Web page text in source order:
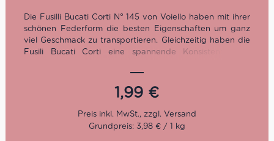
Die Fusilli Bucati Corti N° 145 von Voiello haben mit ihrer
schönen Federform die besten Eigenschaften um ganz
viel Geschmack zu transportieren. Gleichzeitig haben die
Fusili Bucati Corti eine spannende Konsistenz. Man
Kochzeit: 10 Minuten1,99 €
Grundpreis: 3,98 € / 1 kg